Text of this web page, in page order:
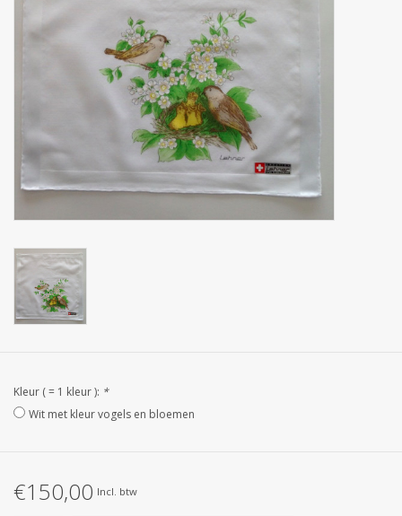
Huis en nacht kledij ( HEREN
Kledij
GESCHENK ARTIKELEN
MAATWERK
Kleur ( = 1 kleur ): *
Wit met kleur vogels en bloemen
€150,00 Incl. btw